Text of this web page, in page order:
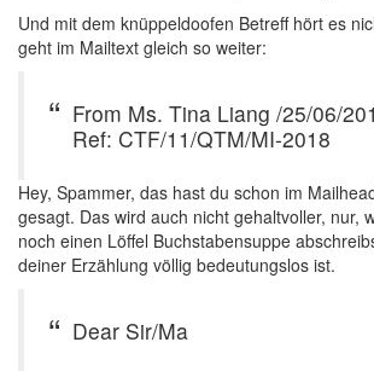
Und mit dem knüppeldoofen Betreff hört es
geht im Mailtext gleich so weiter:
From Ms. Tina Liang /25/06/
Ref: CTF/11/QTM/MI-2018
Hey, Spammer, das hast du schon im
gesagt. Das wird auch nicht gehaltvoller, nur,
noch einen Löffel Buchstabensuppe
deiner Erzählung völlig bedeutungslos ist.
Dear Sir/Ma